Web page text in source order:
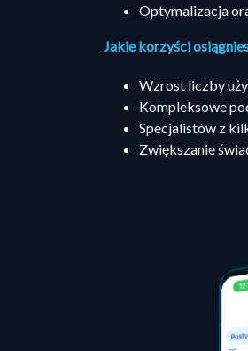
Optymalizacja
Jakie korzyści
Wzrost liczby
Kompleksowe
Specjalistów z
Zwiększanie